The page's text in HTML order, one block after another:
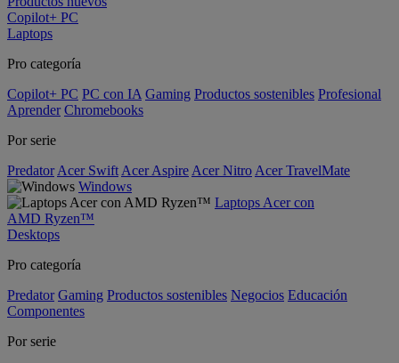
Copilot+ PC
Laptops
Pro categoría
Copilot+ PC PC con IA Gaming Productos sostenibles Profesional
Aprender Chromebooks
Por serie
Predator Acer Swift Acer Aspire Acer Nitro Acer TravelMate
Windows
Laptops Acer con
AMD Ryzen™
Desktops
Pro categoría
Predator Gaming Productos sostenibles Negocios Educación
Componentes
Por serie